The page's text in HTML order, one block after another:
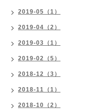
2019-05（1）
2019-04（2）
2019-03（1）
2019-02（5）
2018-12（3）
2018-11（1）
2018-10（2）